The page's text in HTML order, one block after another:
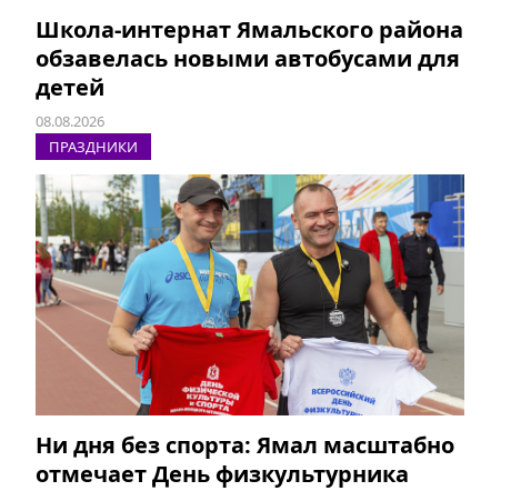
Школа-интернат Ямальского района
обзавелась новыми автобусами для
детей
08.08.2026
ПРАЗДНИКИ
Ни дня без спорта: Ямал масштабно
отмечает День физкультурника